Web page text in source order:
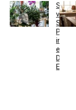
So
Sie
in
Deko-